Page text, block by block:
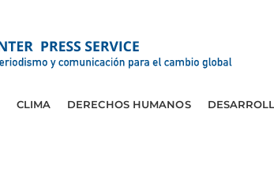
CLIMA DERECHOS HUMANOS